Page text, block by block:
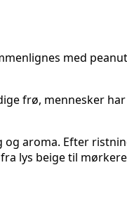
med
frø, mennesker
aroma. Efter
lys beige til